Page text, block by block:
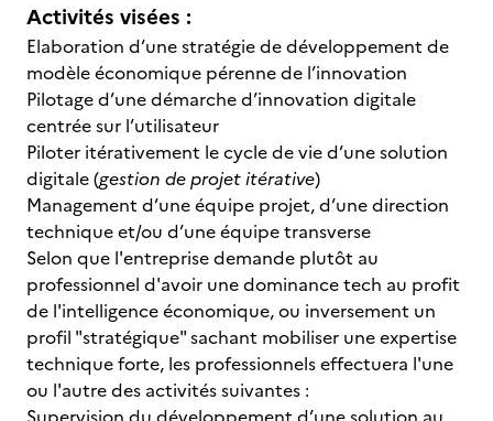
Activités visées :
Elaboration d’une stratégie de développement de
modèle économique pérenne de l’innovation
Pilotage d’une démarche d’innovation digitale
centrée sur l’utilisateur
Piloter itérativement le cycle de vie d’une solution
digitale (gestion de projet itérative)
Management d’une équipe projet, d’une direction
technique et/ou d’une équipe transverse
Selon que l'entreprise demande plutôt au
professionnel d'avoir une dominance tech au profit
de l'intelligence économique, ou inversement un
profil "stratégique" sachant mobiliser une expertise
technique forte, les professionnels effectuera l'une
ou l'autre des activités suivantes :